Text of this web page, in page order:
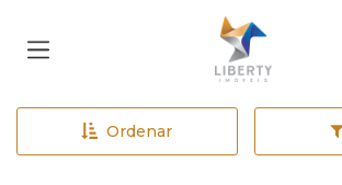
Página
Ordenar